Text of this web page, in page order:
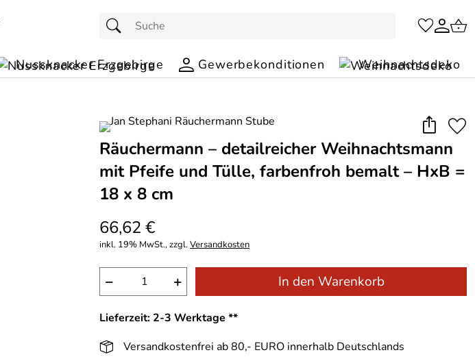
Nussknacker Erzgebirge Gewerbekonditionen Weihnachtsdeko
Räuchermann – detailreicher Weihnachtsmann
mit Pfeife und Tülle, farbenfroh bemalt – HxB =
18 x 8 cm
66,62 €
inkl. 19% MwSt., zzgl.Versandkosten
− + In den Warenkorb
Lieferzeit: 2-3 Werktage **
Versandkostenfrei ab 80,- EURO innerhalb Deutschlands